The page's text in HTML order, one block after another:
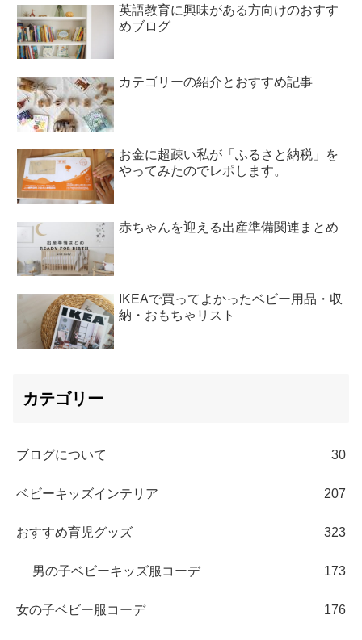
英語教育に興味がある方向けのおすす
めブログ
カテゴリーの紹介とおすすめ記事
お金に超疎い私が「ふるさと納税」を
やってみたのでレポします。
赤ちゃんを迎える出産準備関連まとめ
IKEAで買ってよかったベビー用品・収
納・おもちゃリスト
カテゴリー
ブログについて 30
ベビーキッズインテリア 207
おすすめ育児グッズ 323
男の子ベビーキッズ服コーデ 173
女の子ベビー服コーデ 176